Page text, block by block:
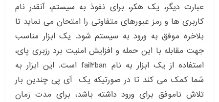
عبارت دیگر، یک هکر، برای نفوذ به سیستم، آنقدر نام
کاربری ها و رمز عبورهای متفاوتی را امتحان می نماید تا
بلاخره موفق به ورود به سیستم شود. یک ابزار مناسب
جهت مقابله با این حمله و افزایش امنیت برد رزبری پای،
استفاده از یک ابزار به نام fail2ban است. این ابزار به
شما کمک می کند تا در صورتیکه یک آی پی چندین بار
تلاش ناموفق برای ورود داشته باشد، برای مدت زمان